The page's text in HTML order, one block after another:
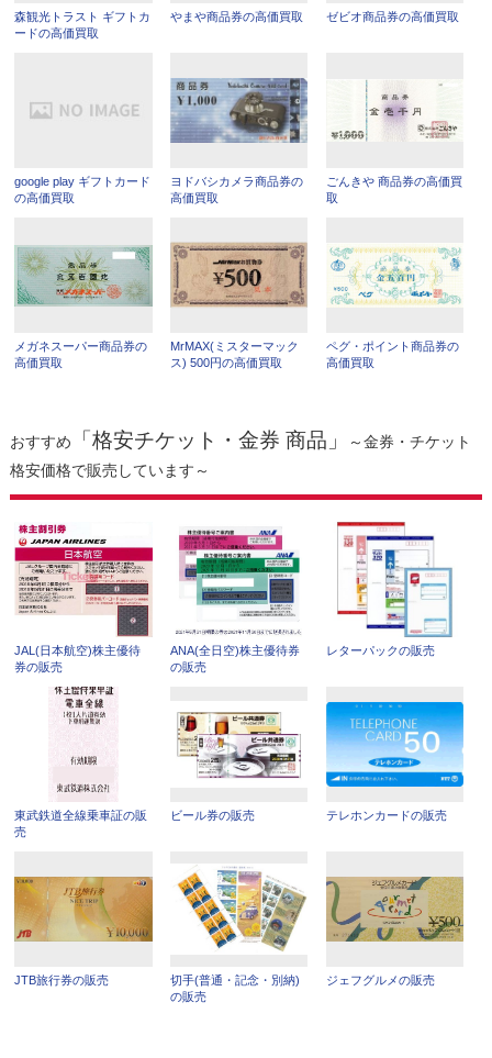
森観光トラスト ギフトカ
ードの高価買取
やまや商品券の高価買取 ゼビオ商品券の高価買取
google play ギフトカード
の高価買取
ヨドバシカメラ商品券の
高価買取
ごんきや 商品券の高価買
取
メガネスーパー商品券の
高価買取
MrMAX(ミスターマック
ス) 500円の高価買取
ペグ・ポイント商品券の
高価買取
おすすめ 「格安チケット・金券 商品」
～金券・チケット
格安価格で販売しています～
JAL(日本航空)株主優待
券の販売
ANA(全日空)株主優待券
の販売
レターパックの販売
東武鉄道全線乗車証の販
売
ビール券の販売 テレホンカードの販売
JTB旅行券の販売
切手(普通・記念・別納)
の販売
ジェフグルメの販売